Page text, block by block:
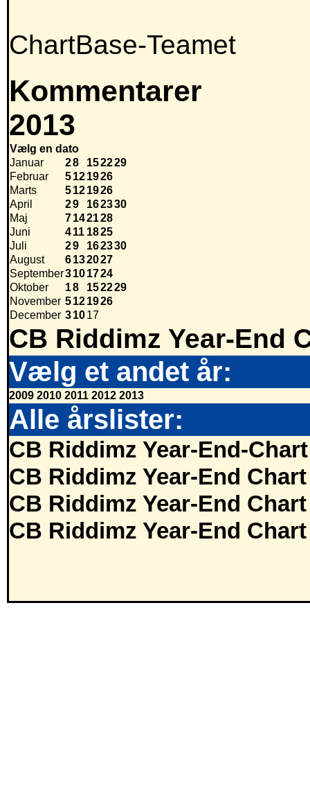
ChartBase-Teamet
Kommentarer
2013
Vælg en dato
Januar
28 152229
Februar
5121926
Marts
5121926
April
29 162330
Maj
7142128
Juni
411 1825
Juli
29 162330
August
6132027
September3101724
Oktober
18 152229
November 5121926
December 31017
CB Riddimz Year-End
Vælg et andet år:
2009 2010 2011 2012 2013
Alle årslister:
CB Riddimz Year-End-
CB Riddimz Year-End Chart
CB Riddimz Year-End Chart
CB Riddimz Year-End Chart